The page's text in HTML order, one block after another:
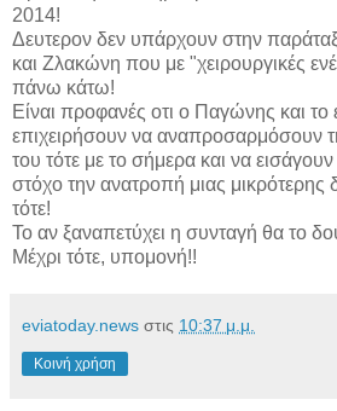
2014!
Δευτερον δεν υπάρχουν στην
και Ζλακώνη που με "χειρουργικές
πάνω κάτω!
Είναι προφανές οτι ο Παγώνης και το
επιχειρήσουν να αναπροσαρμόσουν
του τότε με το σήμερα και να
στόχο την ανατροπή μιας
τότε!
Το αν ξαναπετύχει η συνταγή θα το
Μέχρι τότε, υπομονή!!
eviatoday.news στις 10:37 μ.μ.
Κοινή χρήση